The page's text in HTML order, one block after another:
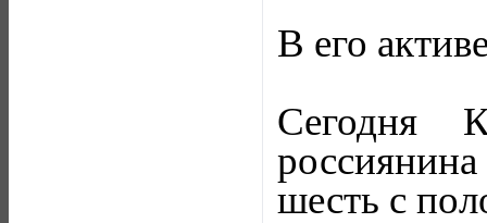
В его
Сегодня
шесть с